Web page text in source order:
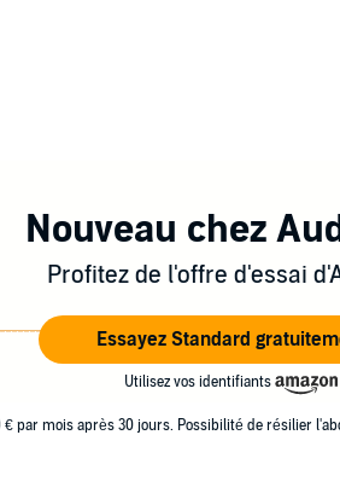
Nouveau chez
Profitez de l'offre d'essai
Essayez Standard
Utilisez vos identifiants
€ par mois après 30 jours. Possibilité de résilier